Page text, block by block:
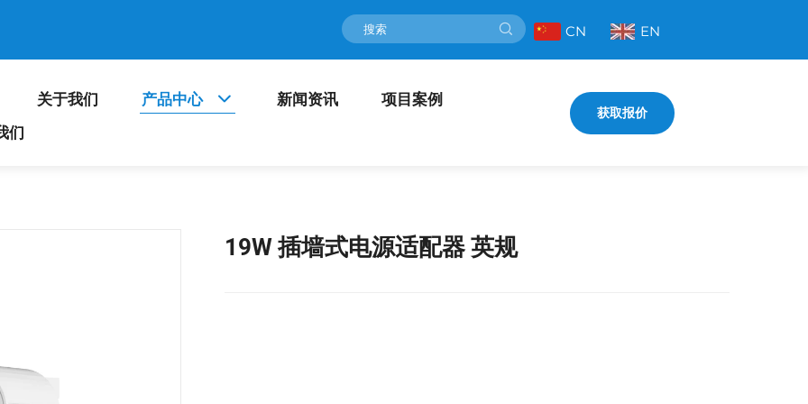
CN EN
关于我们 产品中心 新闻资讯
项目案例
们
获取报价
19W 插墙式电源适配器 英规